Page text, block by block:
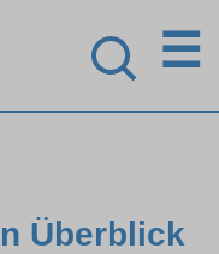
☰
Überblick